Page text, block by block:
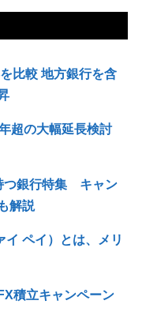
比較 地方銀行を含
超の大幅延長検討
つ銀行特集 キャン
解説
ペイ）とは、メリ
積立キャンペーン